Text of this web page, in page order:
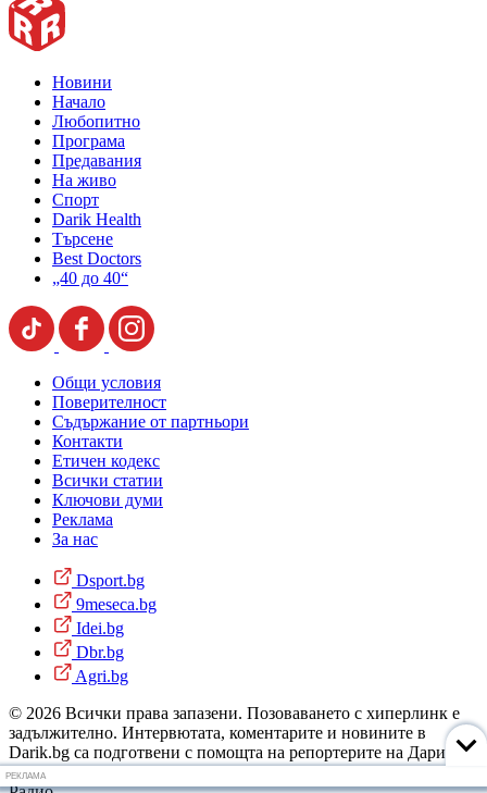
Новини
Начало
Любопитно
Програма
Предавания
На живо
Спорт
Darik Health
Търсене
Best Doctors
„40 до 40“
Общи условия
Поверителност
Съдържание от партньори
Контакти
Етичен кодекс
Всички статии
Ключови думи
Реклама
За нас
Dsport.bg
9meseca.bg
Idei.bg
Dbr.bg
Agri.bg
© 2026 Всички права запазени. Позоваването с хиперлинк е
задължително. Интервютата, коментарите и новините в
Darik.bg са подготвени с помощта на репортерите на Дарик
Радио и новинарските емисии на радиото. Снимки: Дарик
РЕКЛАМА